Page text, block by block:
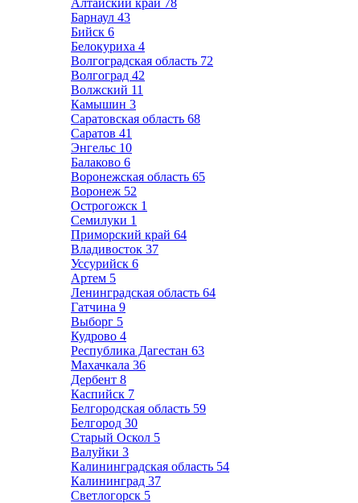
Алтайский край 78
Барнаул 43
Бийск 6
Белокуриха 4
Волгоградская область 72
Волгоград 42
Волжский 11
Камышин 3
Саратовская область 68
Саратов 41
Энгельс 10
Балаково 6
Воронежская область 65
Воронеж 52
Острогожск 1
Семилуки 1
Приморский край 64
Владивосток 37
Уссурийск 6
Артем 5
Ленинградская область 64
Гатчина 9
Выборг 5
Кудрово 4
Республика Дагестан 63
Махачкала 36
Дербент 8
Каспийск 7
Белгородская область 59
Белгород 30
Старый Оскол 5
Валуйки 3
Калининградская область 54
Калининград 37
Светлогорск 5